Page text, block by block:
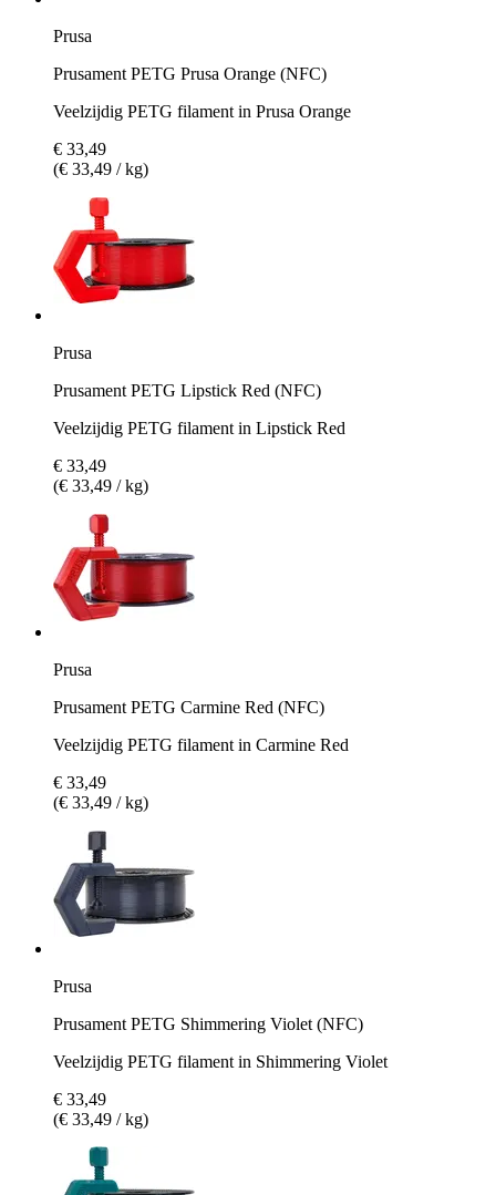
Prusa
Prusament PETG Prusa Orange (NFC)
Veelzijdig PETG filament in Prusa Orange
€ 33,49
(€ 33,49 / kg)
Prusa
Prusament PETG Lipstick Red (NFC)
Veelzijdig PETG filament in Lipstick Red
€ 33,49
(€ 33,49 / kg)
Prusa
Prusament PETG Carmine Red (NFC)
Veelzijdig PETG filament in Carmine Red
€ 33,49
(€ 33,49 / kg)
Prusa
Prusament PETG Shimmering Violet (NFC)
Veelzijdig PETG filament in Shimmering Violet
€ 33,49
(€ 33,49 / kg)